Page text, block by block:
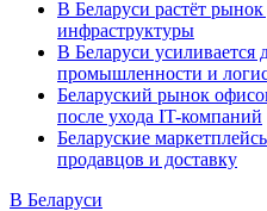
В Беларуси растёт
инфраструктуры
В Беларуси усиливается
промышленности и
Беларуский рынок
после ухода IT-компаний
Беларуские
продавцов и доставку
В Беларуси